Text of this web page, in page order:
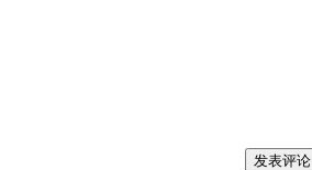
发表评论